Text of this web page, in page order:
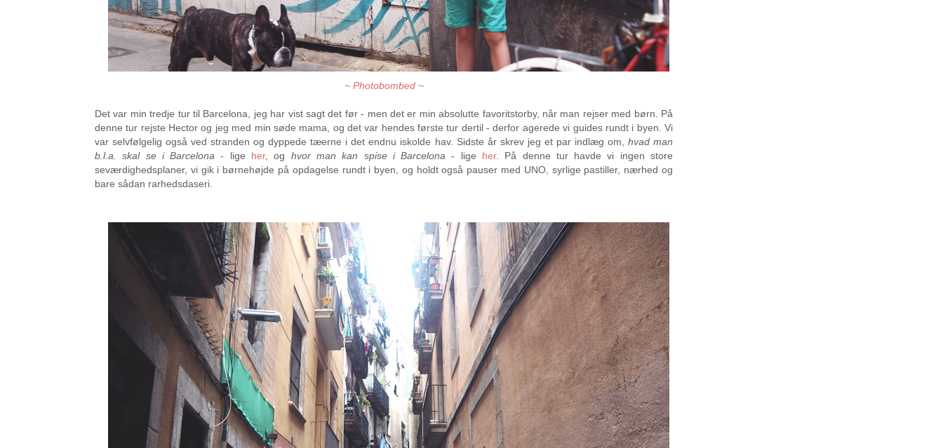
~ Photobombed ~
Det var min tredje tur til Barcelona, jeg har vist sagt det før - men det er min absolutte favoritstorby, når man rejser med børn. På
denne tur rejste Hector og jeg med min søde mama, og det var hendes første tur dertil - derfor agerede vi guides rundt i byen. Vi
var selvfølgelig også ved stranden og dyppede tæerne i det endnu iskolde hav. Sidste år skrev jeg et par indlæg om, hvad man
b.l.a. skal se i Barcelona - lige her, og hvor man kan spise i Barcelona - lige her. På denne tur havde vi ingen store
seværdighedsplaner, vi gik i børnehøjde på opdagelse rundt i byen, og holdt også pauser med UNO, syrlige pastiller, nærhed og
bare sådan rarhedsdaseri.